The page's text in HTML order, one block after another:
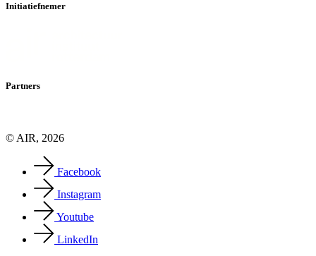
Initiatiefnemer
Partners
© AIR, 2026
Facebook
Instagram
Youtube
LinkedIn